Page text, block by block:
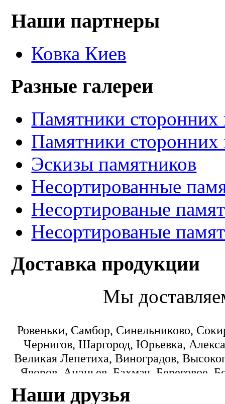
Наши партнеры
Ковка Киев
Разные галереи
Памятники сторонних
Памятники сторонних
Эскизы памятников
Несортированные
Несортированые
Несортированые
Доставка продукции
Мы
Ровеньки, Самбор, Синельниково,
Чернигов, Шаргород, Юрьевка,
Великая Лепетиха, Виноградов,
Яворов, Ананьев, Бахмач, Береговое,
Коминтерновское, Краматорск,
Наши друзья